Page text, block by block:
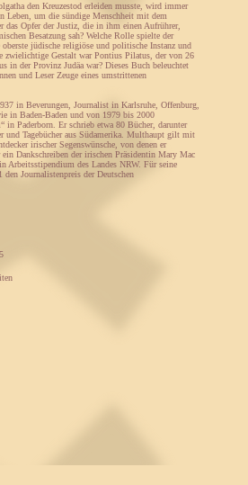
den Kreuzestod erleiden musste, wird immer
Leben, um die sündige Menschheit mit dem
das Opfer der Justiz, die in ihm einen Aufrührer,
Besatzung sah? Welche Rolle spielte der
jüdische religiöse und politische Instanz und
zwielichtige Gestalt war Pontius Pilatus, der von 26
in der Provinz Judäa war? Dieses Buch beleuchtet
und Leser Zeuge eines umstrittenen
in Beverungen, Journalist in Karlsruhe, Offenburg,
in Baden-Baden und von 1979 bis 2000
in Paderborn. Er schrieb etwa 80 Bücher, darunter
und Tagebücher aus Südamerika. Multhaupt gilt mit
irischer Segenswünsche, von denen er
ein Dankschreiben der irischen Präsidentin Mary Mac
Arbeitsstipendium des Landes NRW. Für seine
Journalistenpreis der Deutschen